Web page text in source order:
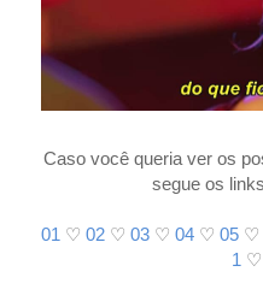
Caso você queria ver os
segue os
01 ♡ 02♡ 03♡ 04♡ 05♡
1 ♡